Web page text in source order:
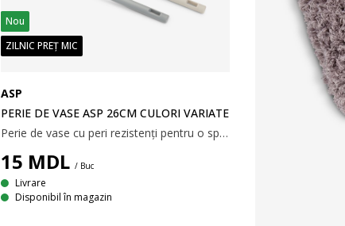
Nou
ZILNIC PREȚ MIC
ASP
PERIE DE VASE ASP 26CM CULORI VARIATE
Perie de vase cu peri rezistenți pentru o spălare eficientă. Mânerul lung este ideal pentru a ajunge în oalele sau paharele adânci. Se vinde individual, în culori variate. 4x26x5 cm
15 MDL / Buc
Livrare
Disponibil în magazin